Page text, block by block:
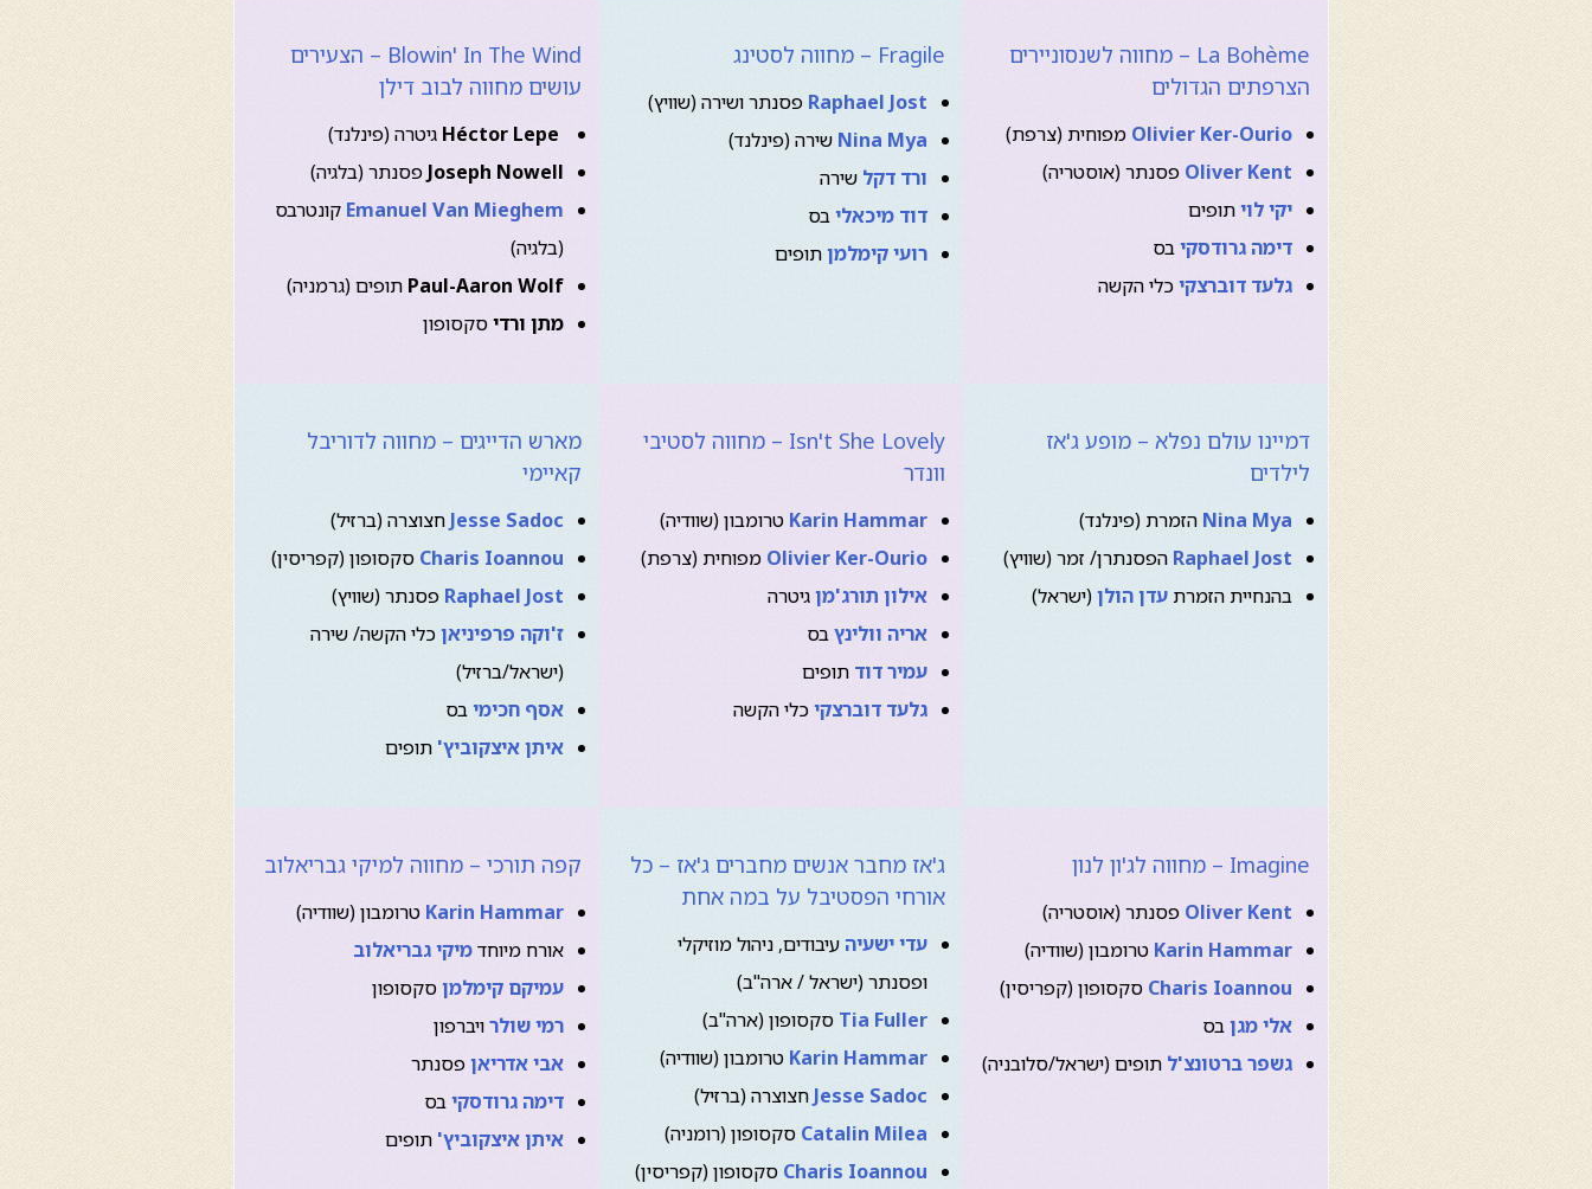
La Bohème – מחווה לשנסוניירים
הצרפתים הגדולים
Olivier Ker-Ourio מפוחית (צרפת)
Oliver Kent פסנתר (אוסטריה)
יקי לויתופים
דימה גרודסקיבס
גלעד דוברצקיכלי הקשה
Fragile – מחווה לסטינג
Raphael Jost פסנתר ושירה (שוויץ)
Nina Mya שירה (פינלנד)
ורד דקל שירה
דוד מיכאליבס
רועי קימלמןתופים
Blowin' In The Wind – הצעירים
עושים מחווה לבוב דילן
Héctor Lepe גיטרה (פינלנד)
Joseph Nowell פסנתר (בלגיה)
Emanuel Van Mieghem קונטרבס
(בלגיה)
Paul-Aaron Wolf תופים (גרמניה)
מתן ורדיסקסופון
דמיינו עולם נפלא – מופע ג'אז
לילדים
Nina Mya הזמרת (פינלנד)
Raphael Jost הפסנתרן/ זמר (שוויץ)
בהנחיית הזמרתעדן הולן(ישראל)
Isn't She Lovely – מחווה לסטיבי
וונדר
Karin Hammar טרומבון (שוודיה)
Olivier Ker-Ourio מפוחית (צרפת)
אילון תורג'מןגיטרה
אריה וולינץבס
עמיר דוד תופים
גלעד דוברצקיכלי הקשה
מארש הדייגים – מחווה לדוריבל
קאיימי
Jesse Sadoc חצוצרה (ברזיל)
Charis Ioannou סקסופון (קפריסין)
Raphael Jost פסנתר (שוויץ)
ז'וקה פרפיניאןכלי הקשה/ שירה
(ישראל/ברזיל)
אסף חכימיבס
איתן איצקוביץ' תופים
Imagine – מחווה לג'ון לנון
Oliver Kent פסנתר (אוסטריה)
Karin Hammar טרומבון (שוודיה)
Charis Ioannou סקסופון (קפריסין)
אלי מגןבס
גשפר ברטונצ'ל תופים (ישראל/סלובניה)
ג'אז מחבר אנשים מחברים ג'אז – כל
אורחי הפסטיבל על במה אחת
עדי ישעיהעיבודים, ניהול מוזיקלי
ופסנתר (ישראל / ארה"ב)
Tia Fuller סקסופון (ארה"ב)
Karin Hammar טרומבון (שוודיה)
Jesse Sadoc חצוצרה (ברזיל)
Catalin Milea סקסופון (רומניה)
Charis Ioannou סקסופון (קפריסין)
קפה תורכי – מחווה למיקי גבריאלוב
Karin Hammar טרומבון (שוודיה)
אורח מיוחדמיקי גבריאלוב
עמיקם קימלמןסקסופון
רמי שולרויברפון
אבי אדריאןפסנתר
דימה גרודסקיבס
איתן איצקוביץ' תופים